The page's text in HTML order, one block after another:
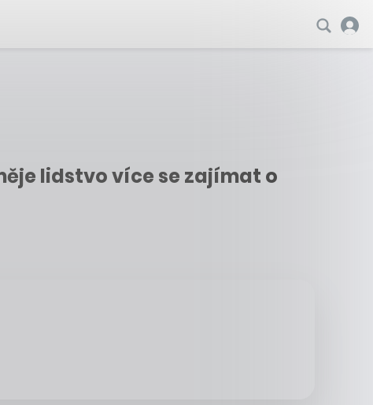
lidstvo více se zajímat o